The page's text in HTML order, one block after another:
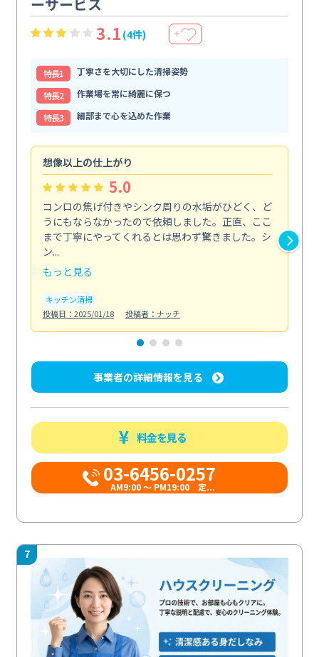
3.1 (4件) ＋
特⻑1
丁寧さを大切にした清掃姿勢
特⻑2
作業場を常に綺麗に保つ
特⻑3
細部まで心を込めた作業
想像以上の仕上がり
5.0
コンロの焦げ付きやシンク周りの水垢がひどく、ど
うにもならなかったので依頼しました。正直、ここ
まで丁寧にやってくれるとは思わず驚きました。シ
ン...
もっと見る
キッチン清掃
投稿日：2025/01/18
投稿者：ナッチ
事業者の詳細情報を見る
料金を見る
03-6456-0257
AM9:00 ～ PM19:00 定...
7